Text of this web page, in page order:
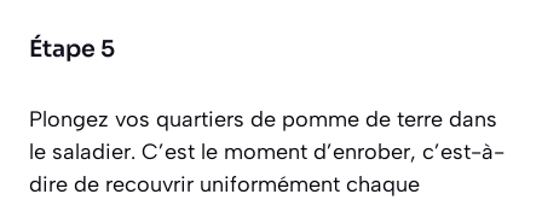
Étape 5
Plongez vos quartiers de pomme de terre dans
le saladier. C’est le moment d’enrober, c’est-à-
dire de recouvrir uniformément chaque